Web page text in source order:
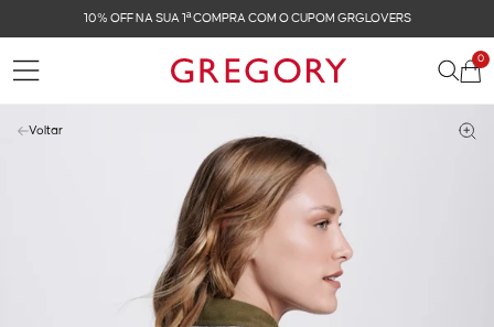
FRETE GRÁTIS NAS COMPRAS ACIMA DE R$ 899
0
Voltar